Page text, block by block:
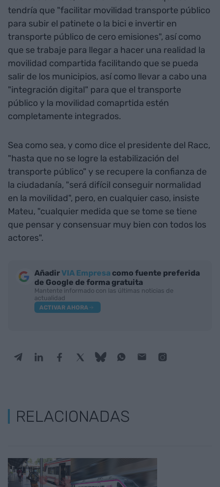
tendría que "facilitar movilidad transporte público
para subir el patinete o la bici e invertir en
transporte público de cero emisiones", así como
que se trabaje para llegar a hacer una realidad la
movilidad compartida facilitando que se pueda
salir de los municipios, así como llevar a cabo una
"integración digital" para que el transporte
público y la movilidad comaprtida estén
completamente integrados.
Sea como sea, y como dice el presidente del Racc,
"hasta que no se logre la estabilización del
transporte público" y se recupere la confianza de
la ciudadanía, "será difícil conseguir normalidad
en la movilidad", pero, en cualquier caso, insiste
Mateu, "cualquier medida que se tome se tiene
que pensar y consensuar muy bien con todos los
actores".
AñadirVIA Empresa como fuente preferida
de Google de forma gratuita
Mantente informado con las últimas noticias de
actualidad
ACTIVAR AHORA
RELACIONADAS